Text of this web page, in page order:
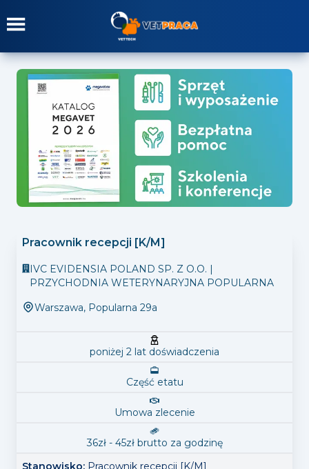
Pracownik recepcji [K/M]
IVC EVIDENSIA POLAND SP. Z O.O. |
PRZYCHODNIA WETERYNARYJNA POPULARNA
Warszawa, Popularna 29a
poniżej 2 lat doświadczenia
Część etatu
Umowa zlecenie
36zł - 45zł brutto za godzinę
Stanowisko: Pracownik recepcji [K/M]